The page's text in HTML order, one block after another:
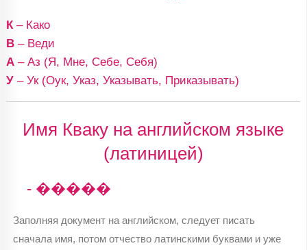
К– Како
В– Веди
А– Аз (Я, Мне, Себе, Себя)
У– Ук (Оук, Указ, Указывать, Приказывать)
Имя Кваку на английском языке
(латиницей)
- �����
Заполняя документ на английском, следует писать
сначала имя, потом отчество латинскими буквами и уже